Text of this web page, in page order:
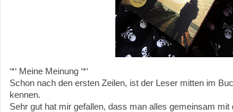
‘*‘ Meine Meinung ‘*‘
Schon nach den ersten Zeilen, ist der Leser mitten im
kennen.
Sehr gut hat mir gefallen, dass man alles gemeinsam